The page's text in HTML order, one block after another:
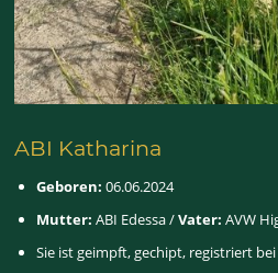
ABI Katharina
Geboren: 06.06.2024
Mutter: ABI Edessa /Vater: AVW
Sie ist geimpft, gechipt, registriert